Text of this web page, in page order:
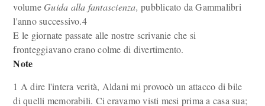
volume Guida alla fantascienza, pubblicato da Gammalibri
l'anno successivo.4
E le giornate passate alle nostre scrivanie che si
fronteggiavano erano colme di divertimento.
Note
1 A dire l'intera verità, Aldani mi provocò un attacco di bile
di quelli memorabili. Ci eravamo visti mesi prima a casa sua;